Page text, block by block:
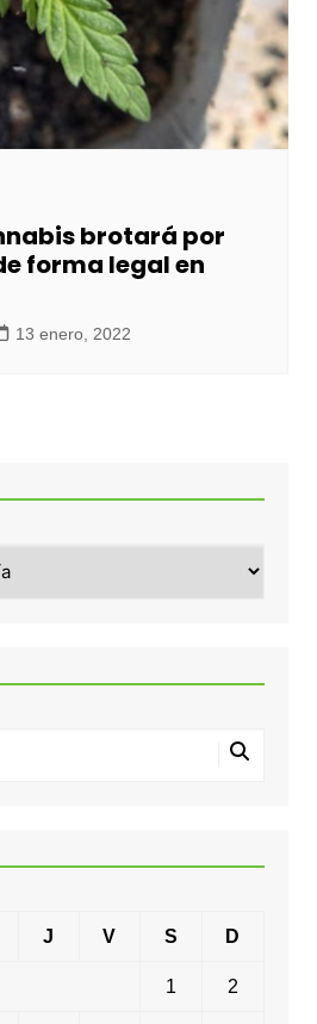
brotará por
forma legal en
13 enero, 2022
J V S D
1 2